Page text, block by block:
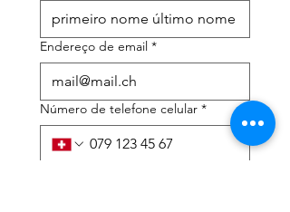
Endereço de email *
Número de telefone celular *